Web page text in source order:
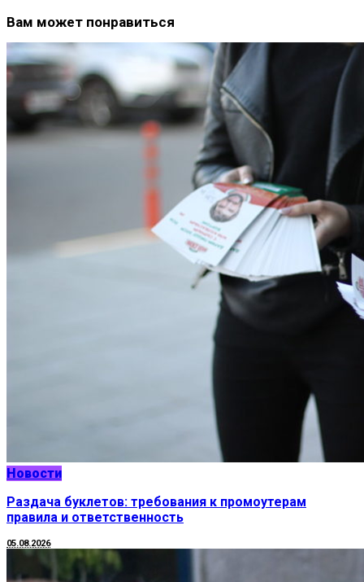
Вам может понравиться
Новости
Раздача буклетов: требования к промоутерам
правила и ответственность
05.08.2026